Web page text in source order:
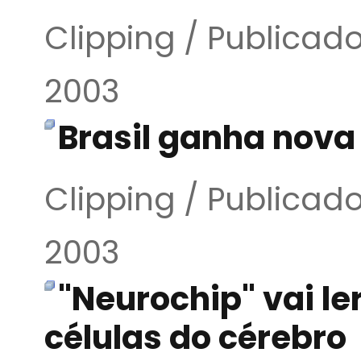
Clipping /
2003
Brasil ganha
Clipping /
2003
"Neurochip" vai
células do cérebro